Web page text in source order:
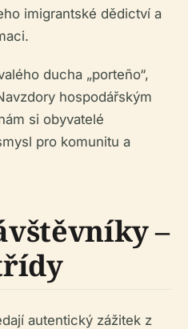
imigrantské dědictví a
ducha „porteño“,
hospodářským
si obyvatelé
pro komunitu a
–
autentický zážitek z